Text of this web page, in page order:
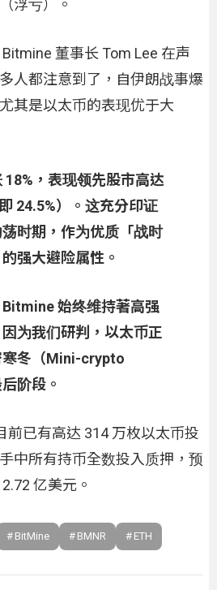
浮亏）。
Bitmine 董事长 Tom Lee 在声
人都注意到了，自伊朗战事爆
其是以太币的表现优于大
，表现领先股市高达
24.5%）。这充分印证
时期，作为优质「战时
强大避险属性。
始终维持著高强
为我们研判，以太币正
寒冬（Mini-crypto
阶段。
前已有高达 314 万枚以太币投
中所有持币全数投入质押，预
亿美元。
BitMine BMNR ETH